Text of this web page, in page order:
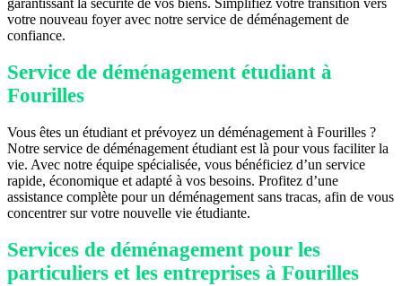
votre nouveau foyer avec notre service de déménagement de
confiance.
Service de déménagement étudiant à
Fourilles
Vous êtes un étudiant et prévoyez un déménagement à Fourilles ?
Notre service de déménagement étudiant est là pour vous faciliter la
vie. Avec notre équipe spécialisée, vous bénéficiez d’un service
rapide, économique et adapté à vos besoins. Profitez d’une
assistance complète pour un déménagement sans tracas, afin de vous
concentrer sur votre nouvelle vie étudiante.
Services de déménagement pour les
particuliers et les entreprises à Fourilles